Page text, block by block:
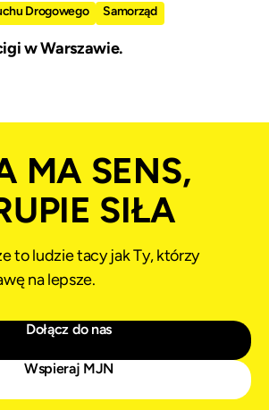
Drogowego Samorząd
w Warszawie.
MA SENS,
SIŁA
to ludzie tacy jak Ty, którzy
na lepsze.
Dołącz do nas
Wspieraj MJN